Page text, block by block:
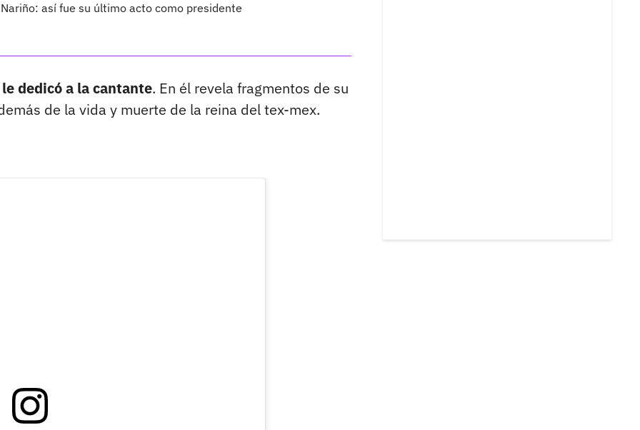
así fue su último acto como presidente
dedicó a la cantante. En él revela fragmentos de su
de la vida y muerte de la reina del tex-mex.